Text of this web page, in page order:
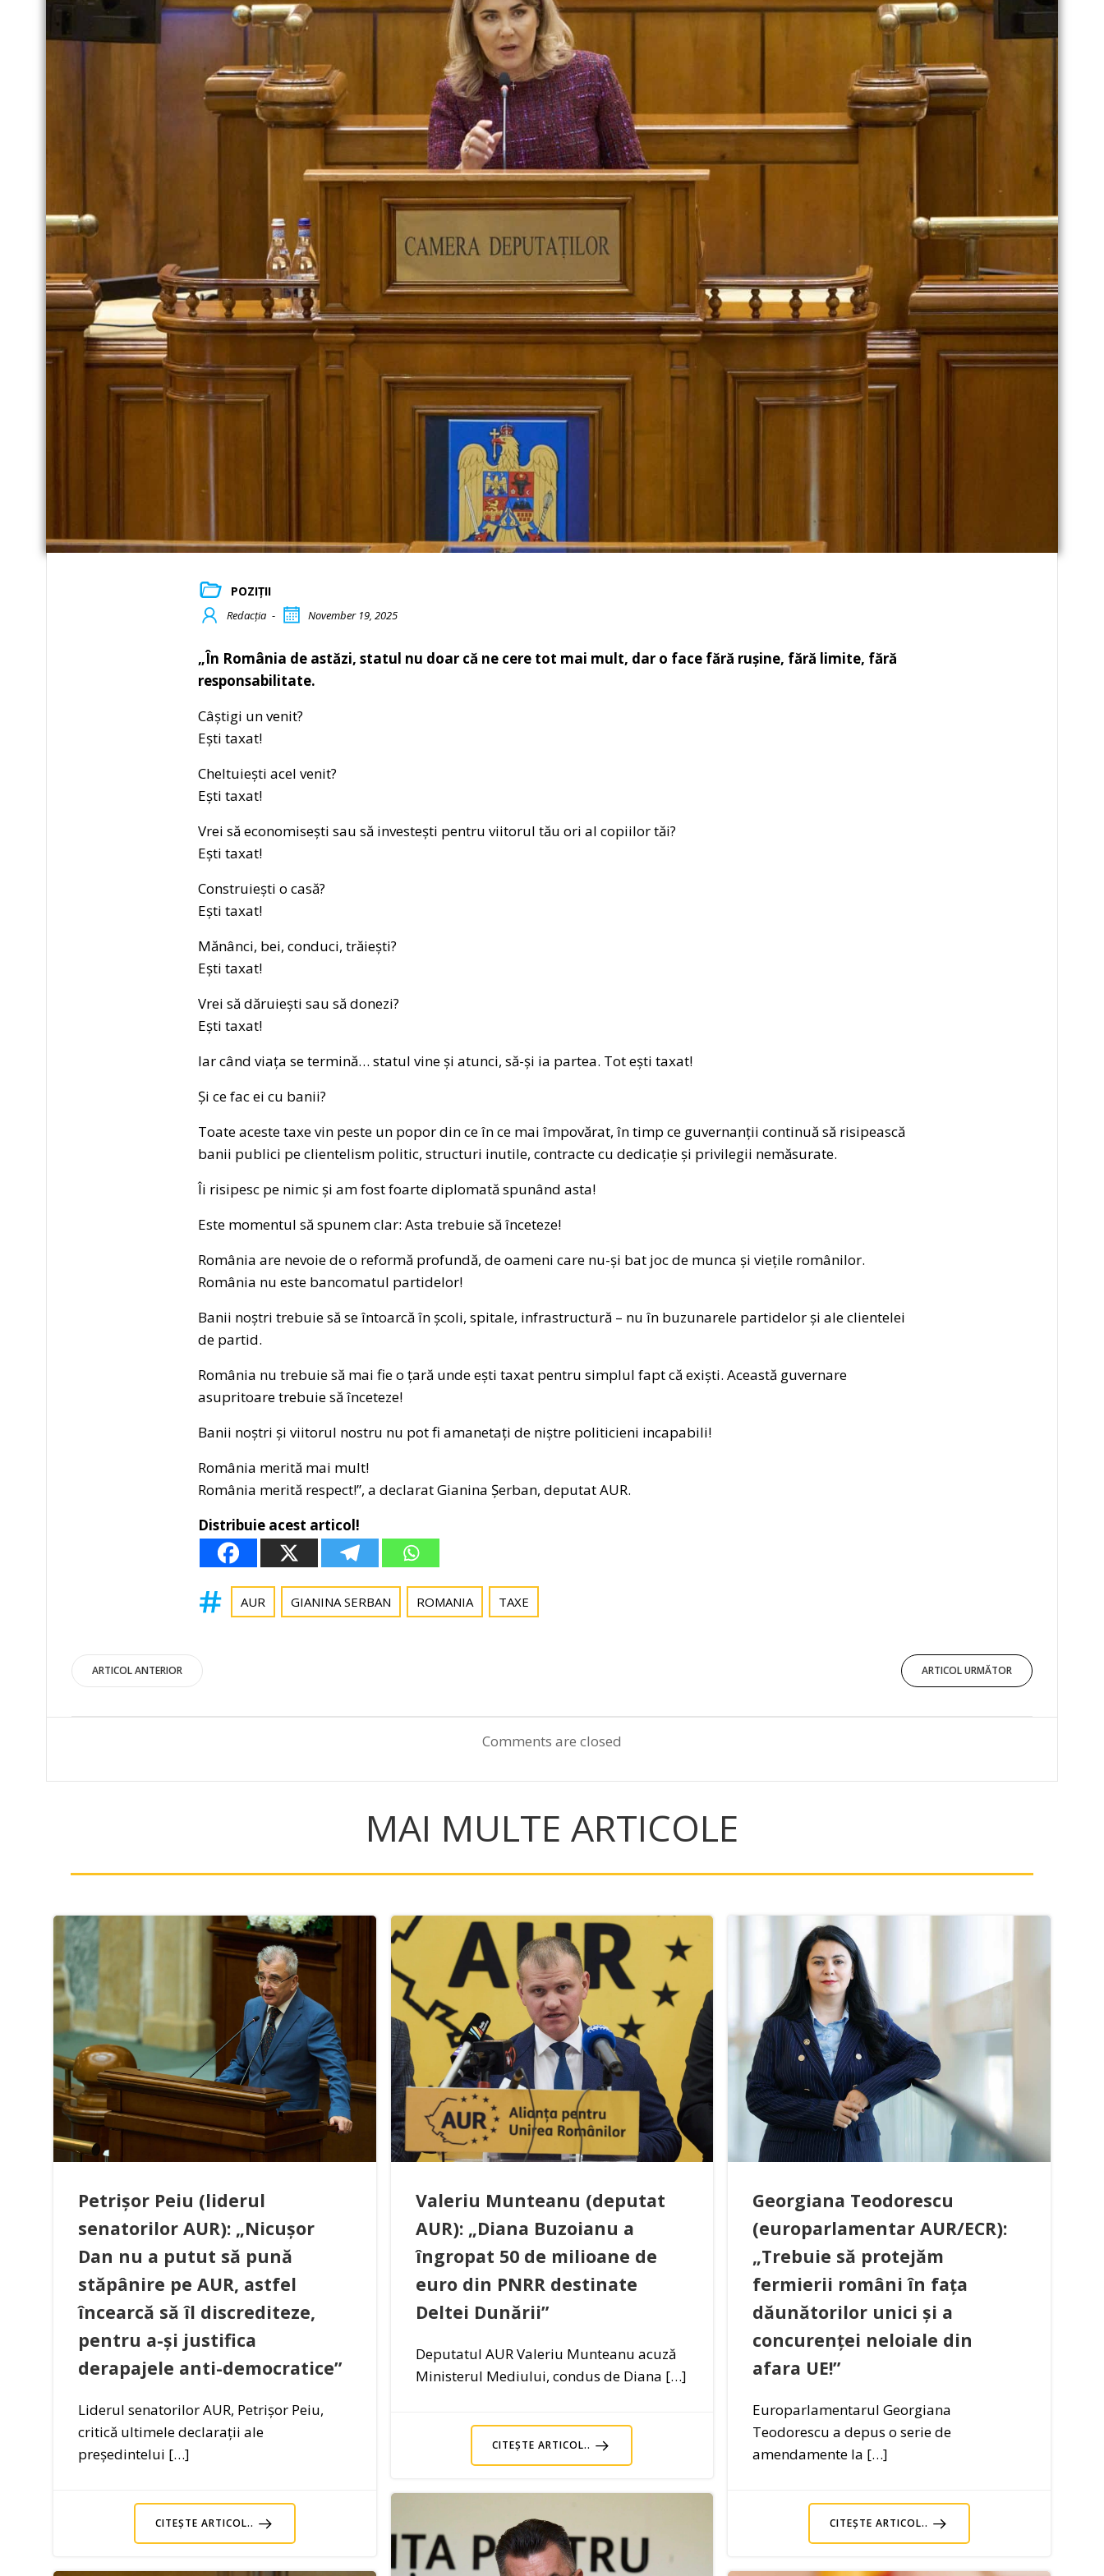
POZIȚII
Redacția - November 19, 2025
„În România de astăzi, statul nu doar că ne cere tot mai mult, dar o face fără rușine, fără limite, fără
responsabilitate.
Câștigi un venit?
Ești taxat!
Cheltuiești acel venit?
Ești taxat!
Vrei să economisești sau să investești pentru viitorul tău ori al copiilor tăi?
Ești taxat!
Construiești o casă?
Ești taxat!
Mănânci, bei, conduci, trăiești?
Ești taxat!
Vrei să dăruiești sau să donezi?
Ești taxat!
Iar când viața se termină… statul vine și atunci, să-și ia partea. Tot ești taxat!
Și ce fac ei cu banii?
Toate aceste taxe vin peste un popor din ce în ce mai împovărat, în timp ce guvernanții continuă să risipească
banii publici pe clientelism politic, structuri inutile, contracte cu dedicație și privilegii nemăsurate.
Îi risipesc pe nimic și am fost foarte diplomată spunând asta!
Este momentul să spunem clar: Asta trebuie să înceteze!
România are nevoie de o reformă profundă, de oameni care nu-și bat joc de munca și viețile românilor.
România nu este bancomatul partidelor!
Banii noștri trebuie să se întoarcă în școli, spitale, infrastructură – nu în buzunarele partidelor și ale clientelei
de partid.
România nu trebuie să mai fie o țară unde ești taxat pentru simplul fapt că exiști. Această guvernare
asupritoare trebuie să înceteze!
Banii noștri și viitorul nostru nu pot fi amanetați de niștre politicieni incapabili!
România merită mai mult!
România merită respect!”, a declarat Gianina Șerban, deputat AUR.
Distribuie acest articol!
AUR GIANINA SERBAN ROMANIA TAXE
Post
navigation
ARTICOL ANTERIOR
navigation
ARTICOL URMĂTOR
Comments are closed
MAI MULTE ARTICOLE
Petrișor Peiu (liderul
senatorilor AUR): „Nicușor
Dan nu a putut să pună
stăpânire pe AUR, astfel
încearcă să îl discrediteze,
pentru a-și justifica
derapajele anti-democratice”
Liderul senatorilor AUR, Petrișor Peiu,
critică ultimele declarații ale
președintelui […]
CITEȘTE ARTICOL..
Valeriu Munteanu (deputat
AUR): „Diana Buzoianu a
îngropat 50 de milioane de
euro din PNRR destinate
Deltei Dunării”
Deputatul AUR Valeriu Munteanu acuză
Ministerul Mediului, condus de Diana […]
CITEȘTE ARTICOL..
Georgiana Teodorescu
(europarlamentar AUR/ECR):
„Trebuie să protejăm
fermierii români în fața
dăunătorilor unici și a
concurenței neloiale din
afara UE!”
Europarlamentarul Georgiana
Teodorescu a depus o serie de
amendamente la […]
CITEȘTE ARTICOL..